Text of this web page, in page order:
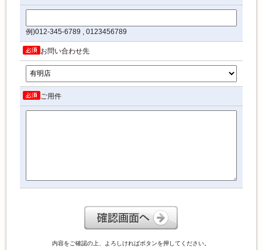
例)012-345-6789 , 0123456789
お問い合わせ先
ご用件
内容をご確認の上、よろしければボタンを押してください。